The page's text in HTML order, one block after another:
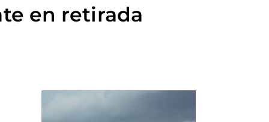
en retirada